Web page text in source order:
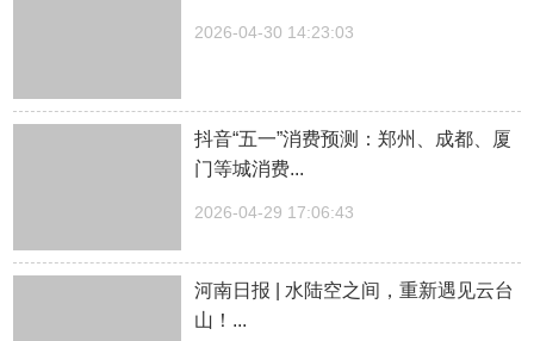
2026-04-30 14:23:03
抖音“五一”消费预测：郑州、成都、厦
门等城消费...
2026-04-29 17:06:43
河南日报 | 水陆空之间，重新遇见云台
山！...